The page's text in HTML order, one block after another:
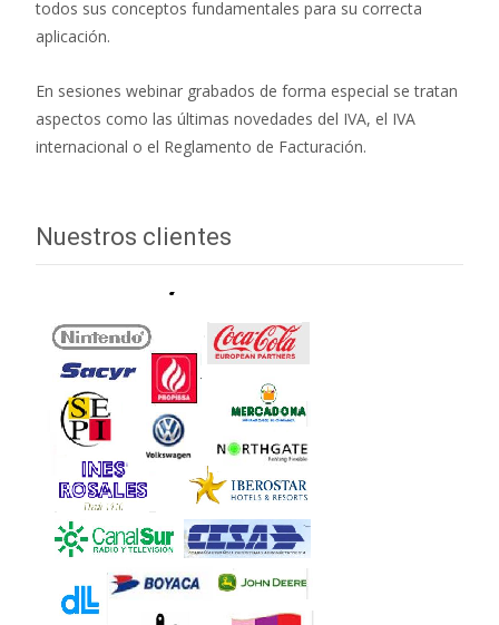
todos sus conceptos fundamentales para su correcta
aplicación.
En sesiones webinar grabados de forma especial se tratan
aspectos como las últimas novedades del IVA, el IVA
internacional o el Reglamento de Facturación.
Nuestros clientes